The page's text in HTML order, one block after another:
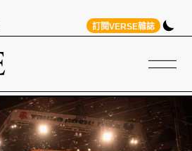
訂閱VERSE雜誌